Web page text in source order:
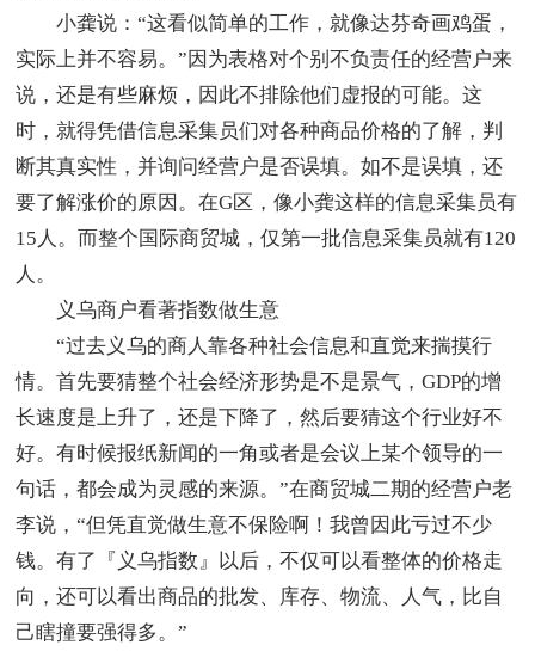
小龚说：“这看似简单的工作，就像达芬奇画鸡蛋，
实际上并不容易。”因为表格对个别不负责任的经营户来
说，还是有些麻烦，因此不排除他们虚报的可能。这
时，就得凭借信息采集员们对各种商品价格的了解，判
断其真实性，并询问经营户是否误填。如不是误填，还
要了解涨价的原因。在G区，像小龚这样的信息采集员有
15人。而整个国际商贸城，仅第一批信息采集员就有120
人。
义乌商户看著指数做生意
“过去义乌的商人靠各种社会信息和直觉来揣摸行
情。首先要猜整个社会经济形势是不是景气，GDP的增
长速度是上升了，还是下降了，然后要猜这个行业好不
好。有时候报纸新闻的一角或者是会议上某个领导的一
句话，都会成为灵感的来源。”在商贸城二期的经营户老
李说，“但凭直觉做生意不保险啊！我曾因此亏过不少
钱。有了『义乌指数』以后，不仅可以看整体的价格走
向，还可以看出商品的批发、库存、物流、人气，比自
己瞎撞要强得多。”